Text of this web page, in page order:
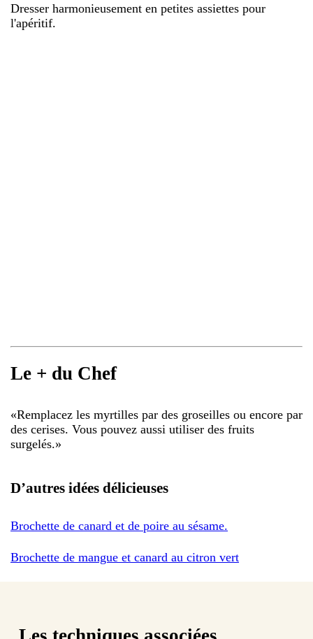
Dresser harmonieusement en petites assiettes pour
l'apéritif.
Le + du Chef
«Remplacez les myrtilles par des groseilles ou encore par
des cerises. Vous pouvez aussi utiliser des fruits
surgelés.»
D’autres idées délicieuses
Brochette de canard et de poire au sésame.
Brochette de mangue et canard au citron vert